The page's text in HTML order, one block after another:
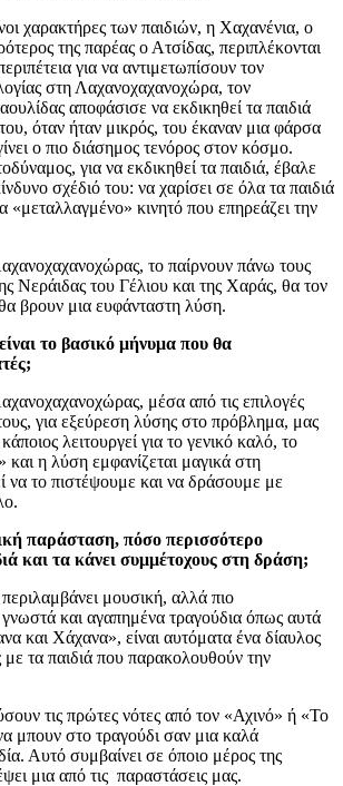
χαρακτήρες των παιδιών, η Χαχανένια, ο
της παρέας ο Ατσίδας, περιπλέκονται
για να αντιμετωπίσουν τον
στη Λαχανοχαχανοχώρα, τον
αποφάσισε να εκδικηθεί τα παιδιά
όταν ήταν μικρός, του έκαναν μια φάρσα
ο πιο διάσημος τενόρος στον κόσμο.
για να εκδικηθεί τα παιδιά, έβαλε
σχέδιό του: να χαρίσει σε όλα τα παιδιά
«μεταλλαγμένο» κινητό που επηρεάζει την
το παίρνουν πάνω τους
Νεράιδας του Γέλιου και της Χαράς, θα τον
βρουν μια ευφάνταστη λύση.
το βασικό μήνυμα που θα
μέσα από τις επιλογές
τους, για εξεύρεση λύσης στο πρόβλημα, μας
λειτουργεί για το γενικό καλό, το
η λύση εμφανίζεται μαγικά στη
να το πιστέψουμε και να δράσουμε με
παράσταση, πόσο περισσότερο
και τα κάνει συμμέτοχους στη δράση;
μουσική, αλλά πιο
και αγαπημένα τραγούδια όπως αυτά
και Χάχανα», είναι αυτόματα ένα δίαυλος
με τα παιδιά που παρακολουθούν την
τις πρώτες νότες από τον «Αχινό» ή «Το
μπουν στο τραγούδι σαν μια καλά
Αυτό συμβαίνει σε όποιο μέρος της
μια από τις παραστάσεις μας.